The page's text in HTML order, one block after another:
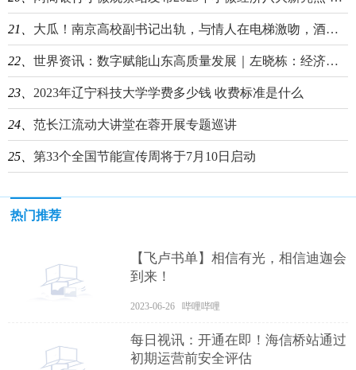
21、 大瓜！南京高校副书记出轨，与情人在电梯激吻，酒店房间待5小时 环球今日讯
22、 世界资讯：数字赋能山东高质量发展｜左晓栋：经济社会发展对信息化的依赖是网络安全保障工作的内生动力
23、 2023年辽宁科技大学学费多少钱 收费标准是什么
24、 范长江流动大讲堂在蓉开展专题巡讲
25、 第33个全国节能宣传周将于7月10日启动
热门推荐
【飞卢书单】相信有光，相信迪迦会
到来！
2023-06-26 哔哩哔哩
每日视讯：开通在即！海信桥站通过
初期运营前安全评估